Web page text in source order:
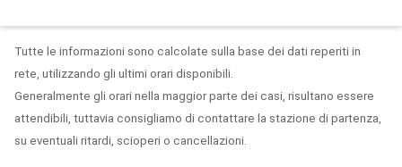
Tutte le informazioni sono calcolate sulla base dei dati reperiti in
rete, utilizzando gli ultimi orari disponibili.
Generalmente gli orari nella maggior parte dei casi, risultano essere
attendibili, tuttavia consigliamo di contattare la stazione di partenza,
su eventuali ritardi, scioperi o cancellazioni.